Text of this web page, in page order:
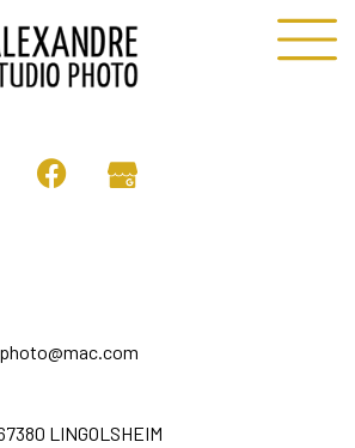
LINGOLSHEIM